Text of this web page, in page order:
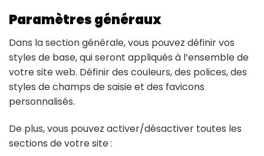
Paramètres généraux
Dans la section générale, vous pouvez définir vos
styles de base, qui seront appliqués à l’ensemble de
votre site web. Définir des couleurs, des polices, des
styles de champs de saisie et des favicons
personnalisés.
De plus, vous pouvez activer/désactiver toutes les
sections de votre site :